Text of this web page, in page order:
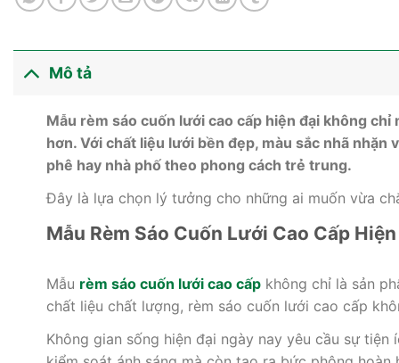
Mô tả
Mẫu rèm sáo cuốn lưới cao cấp hiện đại không
hơn. Với chất liệu lưới bền đẹp, màu sắc nhã
phê hay nhà phố theo phong cách trẻ trung.
Đây là lựa chọn lý tưởng cho những ai muốn vừa
Mẫu Rèm Sáo Cuốn Lưới Cao Cấp
Mẫu rèm sáo cuốn lưới cao cấpkhông chỉ là sản
chất liệu chất lượng, rèm sáo cuốn lưới cao cấp
Không gian sống hiện đại ngày nay yêu cầu sự